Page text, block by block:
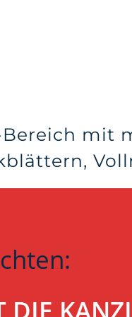
mit